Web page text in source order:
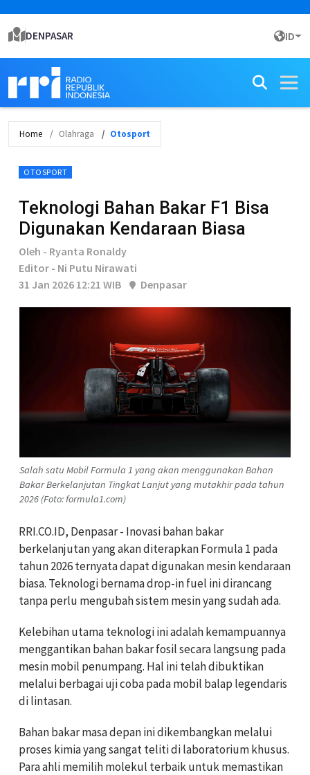
DENPASAR ID
Home Olahraga Otosport
OTOSPORT
Teknologi Bahan Bakar F1 Bisa
Digunakan Kendaraan Biasa
Oleh - Ryanta Ronaldy
Editor - Ni Putu Nirawati
31 Jan 2026 12:21 WIB
Denpasar
Salah satu Mobil Formula 1 yang akan menggunakan Bahan
Bakar Berkelanjutan Tingkat Lanjut yang mutakhir pada tahun
2026 (Foto: formula1.com)
RRI.CO.ID, Denpasar - Inovasi bahan bakar
berkelanjutan yang akan diterapkan Formula 1 pada
tahun 2026 ternyata dapat digunakan mesin kendaraan
biasa. Teknologi bernama drop-in fuel ini dirancang
tanpa perlu mengubah sistem mesin yang sudah ada.
Kelebihan utama teknologi ini adalah kemampuannya
menggantikan bahan bakar fosil secara langsung pada
mesin mobil penumpang. Hal ini telah dibuktikan
melalui berbagai uji coba pada mobil balap legendaris
di lintasan.
Bahan bakar masa depan ini dikembangkan melalui
proses kimia yang sangat teliti di laboratorium khusus.
Para ahli memilih molekul terbaik untuk memastikan